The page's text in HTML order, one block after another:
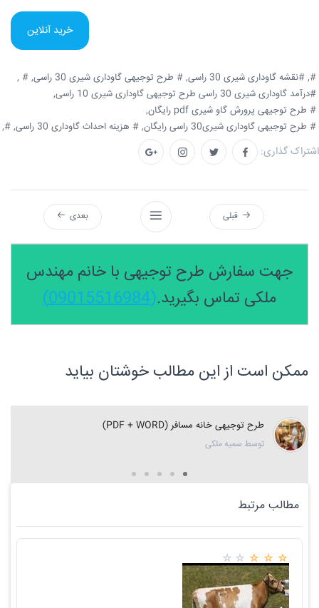
خرید آنلاین
#, #نقشه گاوداری شیری 30 راسی, # طرح توجیهی گاوداری شیری 30 راسی,
# ,
#درآمد گاوداری شیری 30 راسی طرح توجیهی گاوداری شیری 10 راسی,
# طرح توجیهی پرورش گاو شیری pdf رایگان,
# طرح توجیهی گاوداری شیری30 راسی رایگان,
# هزینه احداث گاوداری 30 راسی, #,
اشتراک گذاری:
قبلی بعدی
جهت سفارش طرح توجیهی با خانم مهندس
ملکی تماس بگیرید.(09015516984)
ممکن است از این مطالب خوشتان بیاید
طرح توجیهی خانه مسافر (PDF + WORD)
توسط سمیه ملکی
مطالب مرتبط